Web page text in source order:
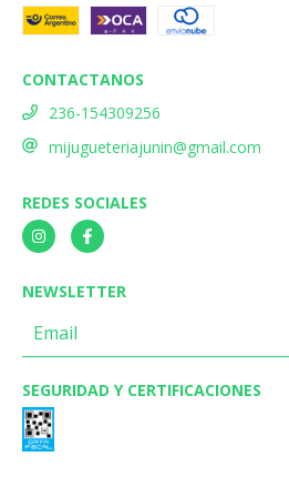
CONTACTANOS
236-154309256
mijugueteriajunin@gmail.com
REDES SOCIALES
NEWSLETTER
SEGURIDAD Y CERTIFICACIONES